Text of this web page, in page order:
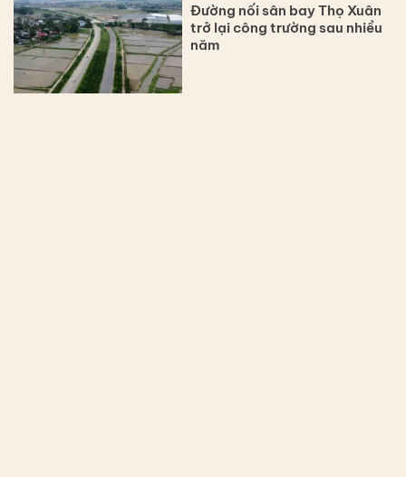
Đường nối sân bay Thọ Xuân
trở lại công trường sau nhiều
năm